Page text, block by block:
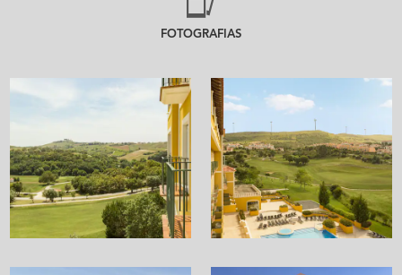
FOTOGRAFIAS